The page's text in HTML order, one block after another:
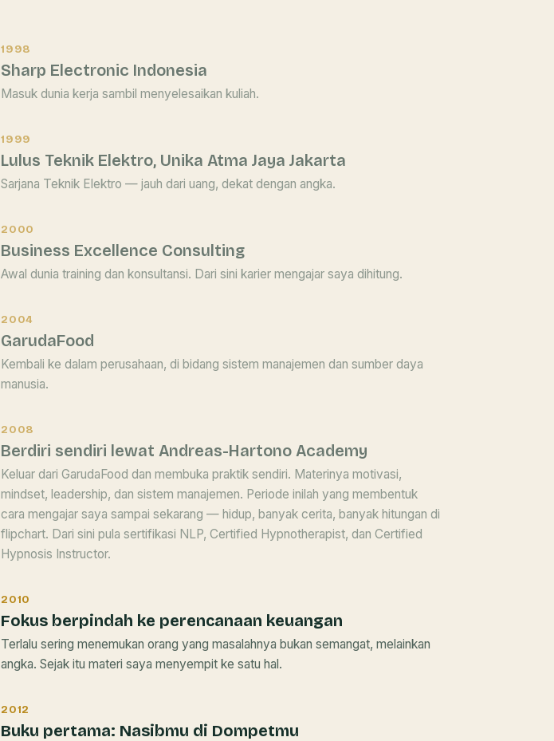
1998
Sharp Electronic Indonesia
Masuk dunia kerja sambil menyelesaikan kuliah.
1999
Lulus Teknik Elektro, Unika Atma Jaya Jakarta
Sarjana Teknik Elektro — jauh dari uang, dekat dengan angka.
2000
Business Excellence Consulting
Awal dunia training dan konsultansi. Dari sini karier mengajar saya dihitung.
2004
GarudaFood
Kembali ke dalam perusahaan, di bidang sistem manajemen dan sumber daya
manusia.
2008
Berdiri sendiri lewat Andreas-Hartono Academy
Keluar dari GarudaFood dan membuka praktik sendiri. Materinya motivasi,
mindset, leadership, dan sistem manajemen. Periode inilah yang membentuk
cara mengajar saya sampai sekarang — hidup, banyak cerita, banyak hitungan di
flipchart. Dari sini pula sertifikasi NLP, Certified Hypnotherapist, dan Certified
Hypnosis Instructor.
2010
Fokus berpindah ke perencanaan keuangan
Terlalu sering menemukan orang yang masalahnya bukan semangat, melainkan
angka. Sejak itu materi saya menyempit ke satu hal.
2012
Buku pertama: Nasibmu di Dompetmu